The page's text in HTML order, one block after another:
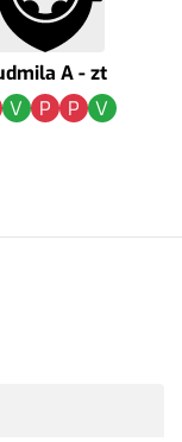
A - zt
V P P V